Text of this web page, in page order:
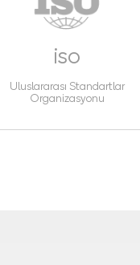
İSO
Uluslararası Standartlar
Organizasyonu